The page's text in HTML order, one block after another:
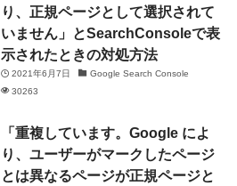
り、正規ページとして選択されて
いません」とSearchConsoleで表
示されたときの対処方法
2021年6月7日
Google Search Console
30263
「重複しています。Google によ
り、ユーザーがマークしたページ
とは異なるページが正規ページと